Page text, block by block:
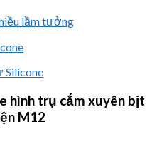
lầm tưởng
Silicone
hình trụ cắm xuyên bịt
M12